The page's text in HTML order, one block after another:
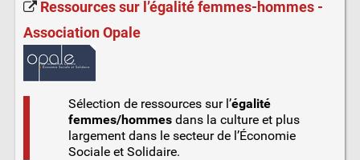
Ressources sur l’égalité femmes-hommes -
Association Opale
Sélection de ressources sur l’égalité
femmes/hommesdans la culture et plus
largement dans le secteur de l’Économie
Sociale et Solidaire.